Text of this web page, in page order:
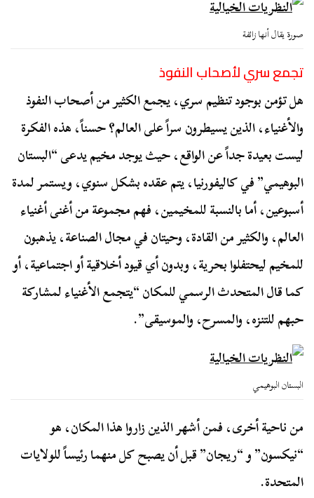
صورة يقال أنها زائفة
تجمع سري لأصحاب النفوذ
هل تؤمن بوجود تنظيم سري، يجمع الكثير من أصحاب النفوذ
والأغنياء، الذين يسيطرون سراً على العالم؟ حسناً، هذه الفكرة
ليست بعيدة جداً عن الواقع، حيث يوجد مخيم يدعى “البستان
البوهيمي” في كاليفورنيا، يتم عقده بشكل سنوي، ويستمر لمدة
أسبوعين، أما بالنسبة للمخيمين، فهم مجموعة من أغنى أغنياء
العالم، والكثير من القادة، وحيتان في مجال الصناعة، يذهبون
للمخيم ليحتفلوا بحرية، وبدون أي قيود أخلاقية أو اجتماعية، أو
كما قال المتحدث الرسمي للمكان “يتجمع الأغنياء لمشاركة
حبهم للتنزه، والمسرح، والموسيقى”.
البستان البوهيمي
من ناحية أخرى، فمن أشهر الذين زاروا هذا المكان، هو
“نيكسون” و “ريجان” قبل أن يصبح كل منهما رئيساً للولايات
المتحدة.